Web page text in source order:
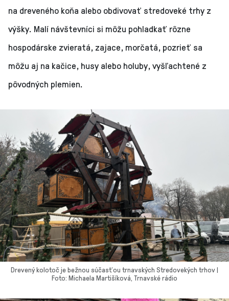
na dreveného koňa alebo obdivovať stredoveké trhy z
výšky. Malí návštevníci si môžu pohladkať rôzne
hospodárske zvieratá, zajace, morčatá, pozrieť sa
môžu aj na kačice, husy alebo holuby, vyšľachtené z
pôvodných plemien.
Drevený kolotoč je bežnou súčasťou trnavských Stredovekých trhov |
Foto: Michaela Martišíková, Trnavské rádio